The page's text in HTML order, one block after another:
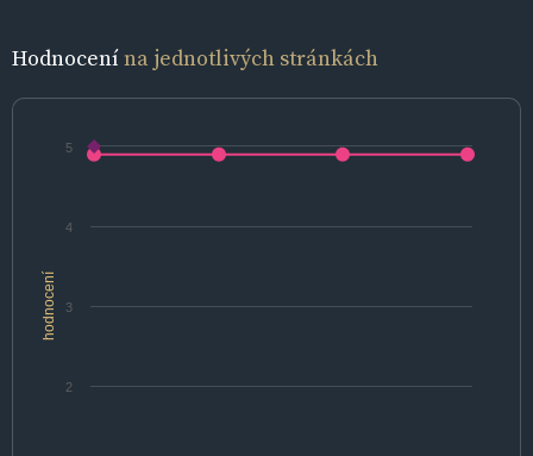
Hodnocenína jednotlivých stránkách
hodnocení
2
3
4
5